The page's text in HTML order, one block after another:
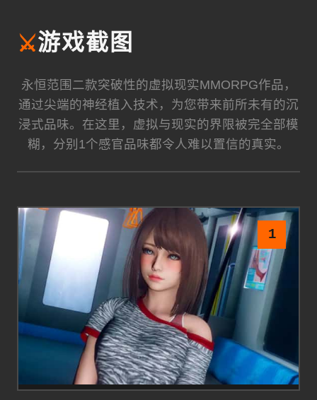
⚔️游戏截图
永恒范围二款突破性的虚拟现实MMORPG作品，
通过尖端的神经植入技术，为您带来前所未有的沉
浸式品味。在这里，虚拟与现实的界限被完全部模
糊，分别1个感官品味都令人难以置信的真实。
1